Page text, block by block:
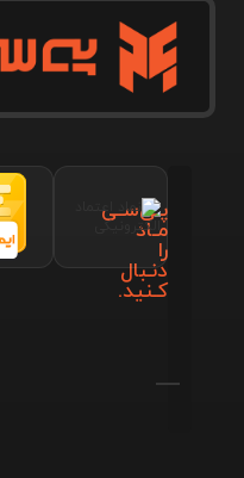
پـی‌سـی
مـاد
را
دنـبال
کـنید.